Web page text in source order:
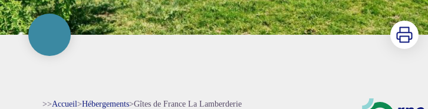
Imprimer
>>Accueil>Hébergements>Gîtes de France La Lamberderie